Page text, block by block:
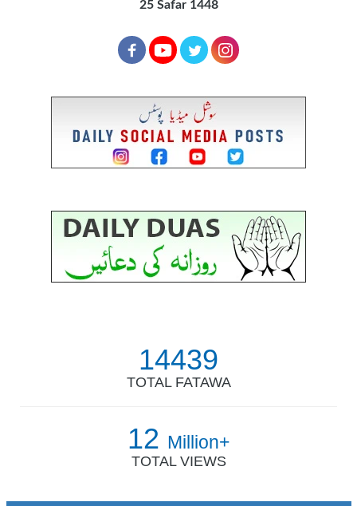
25 Safar 1448
14439
TOTAL FATAWA
12 Million+
TOTAL VIEWS